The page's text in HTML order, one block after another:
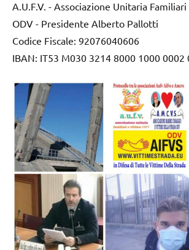
A.U.F.V. - Associazione Unitaria
ODV - Presidente Alberto Pallotti
Codice Fiscale: 92076040606
IBAN: IT53 M030 3214 8000 1000 0002